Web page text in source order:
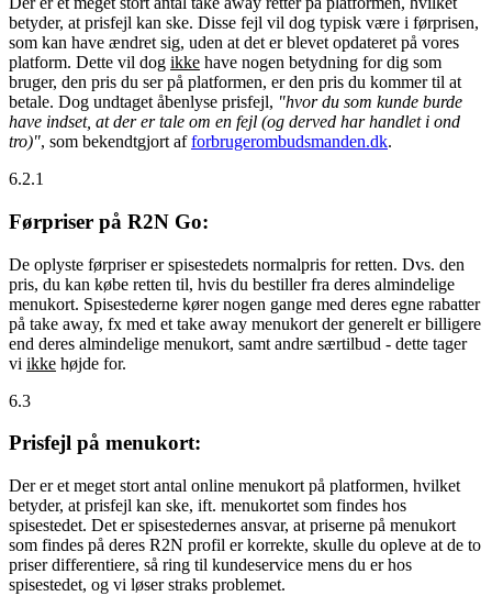
betyder, at prisfejl kan ske. Disse fejl vil dog typisk være i førprisen,
som kan have ændret sig, uden at det er blevet opdateret på vores
platform. Dette vil dog ikke have nogen betydning for dig som
bruger, den pris du ser på platformen, er den pris du kommer til at
betale. Dog undtaget åbenlyse prisfejl, "hvor du som kunde burde
have indset, at der er tale om en fejl (og derved har handlet i ond
tro)", som bekendtgjort afforbrugerombudsmanden.dk.
6.2.1
Førpriser på R2N Go:
De oplyste førpriser er spisestedets normalpris for retten. Dvs. den
pris, du kan købe retten til, hvis du bestiller fra deres almindelige
menukort. Spisestederne kører nogen gange med deres egne rabatter
på take away, fx med et take away menukort der generelt er billigere
end deres almindelige menukort, samt andre særtilbud - dette tager
vi ikke højde for.
6.3
Prisfejl på menukort:
Der er et meget stort antal online menukort på platformen, hvilket
betyder, at prisfejl kan ske, ift. menukortet som findes hos
spisestedet. Det er spisestedernes ansvar, at priserne på menukort
som findes på deres R2N profil er korrekte, skulle du opleve at de to
priser differentiere, så ring til kundeservice mens du er hos
spisestedet, og vi løser straks problemet.